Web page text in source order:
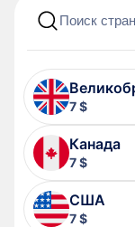
7 $
Канада
7 $
США
7 $